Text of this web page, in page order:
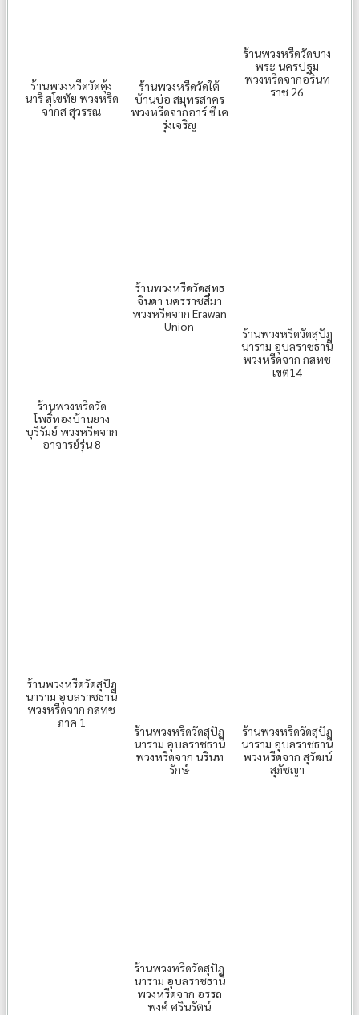
ร้านพวงหรีดวัดคุ้ง
นารี สุโขทัย พวงหรีด
จากส สุวรรณ
ร้านพวงหรีดวัดใต้
บ้านบ่อ สมุทรสาคร
พวงหรีดจากอาร์ ซี เค
รุ่งเจริญ
ร้านพวงหรีดวัดบาง
พระ นครปฐม
พวงหรีดจากอรินท
ราช 26
ร้านพวงหรีดวัด
โพธิ์ทองบ้านยาง
บุรีรัมย์ พวงหรีดจาก
อาจารย์รุ่น 8
ร้านพวงหรีดวัดสุทธ
จินดา นครราชสีมา
พวงหรีดจาก Erawan
Union
ร้านพวงหรีดวัดสุปัฎ
นาราม อุบลราชธานี
พวงหรีดจาก กสทช
เขต14
ร้านพวงหรีดวัดสุปัฎ
นาราม อุบลราชธานี
พวงหรีดจาก กสทช
ภาค 1
ร้านพวงหรีดวัดสุปัฎ
นาราม อุบลราชธานี
พวงหรีดจาก นรินท
รักษ์
ร้านพวงหรีดวัดสุปัฎ
นาราม อุบลราชธานี
พวงหรีดจาก สุวัฒน์
สุภัชญา
ร้านพวงหรีดวัดสุปัฎ
นาราม อุบลราชธานี
พวงหรีดจาก อรรถ
พงศ์ ศรินรัตน์